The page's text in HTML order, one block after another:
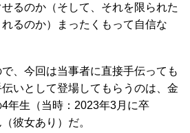
るのか（そして、それを限られた
るのか）まったくもって自信な
、今回は当事者に直接手伝っても
いとして登場してもらうのは、金
年生（当時：2023年3月に卒
彼女あり）だ。